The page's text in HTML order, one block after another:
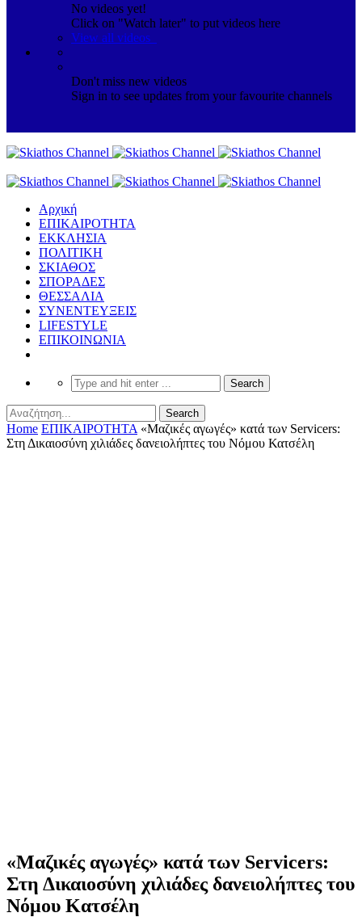
No videos yet!
Click on "Watch later" to put videos here
View all videos
Don't miss new videos
Sign in to see updates from your favourite channels
Αρχική
ΕΠΙΚΑΙΡΟΤΗΤΑ
ΕΚΚΛΗΣΙΑ
ΠΟΛΙΤΙΚΗ
ΣΚΙΑΘΟΣ
ΣΠΟΡΑΔΕΣ
ΘΕΣΣΑΛΙΑ
ΣΥΝΕΝΤΕΥΞΕΙΣ
LIFESTYLE
ΕΠΙΚΟΙΝΩΝΙΑ
Home ΕΠΙΚΑΙΡΟΤΗΤΑ «Μαζικές αγωγές» κατά των Servicers:
Στη Δικαιοσύνη χιλιάδες δανειολήπτες του Νόμου Κατσέλη
«Μαζικές αγωγές» κατά των Servicers:
Στη Δικαιοσύνη χιλιάδες δανειολήπτες του
Νόμου Κατσέλη